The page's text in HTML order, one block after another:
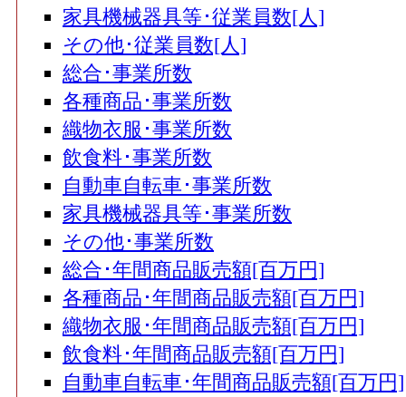
家具機械器具等･従業員数[人]
その他･従業員数[人]
総合･事業所数
各種商品･事業所数
織物衣服･事業所数
飲食料･事業所数
自動車自転車･事業所数
家具機械器具等･事業所数
その他･事業所数
総合･年間商品販売額[百万円]
各種商品･年間商品販売額[百万円]
織物衣服･年間商品販売額[百万円]
飲食料･年間商品販売額[百万円]
自動車自転車･年間商品販売額[百万円]